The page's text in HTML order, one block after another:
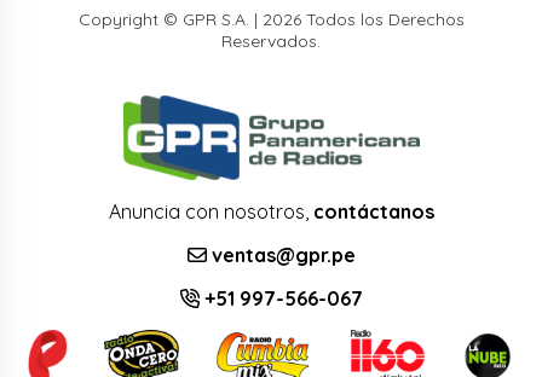
Copyright © GPR S.A. | 2026 Todos los Derechos
Reservados.
Anuncia con nosotros, contáctanos
ventas@gpr.pe
+51 997-566-067